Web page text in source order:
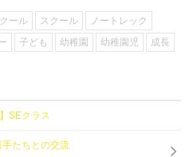
ール スクール
ノートレック
子ども 幼稚園 幼稚園児
成長
SEクラス
手たちとの交流